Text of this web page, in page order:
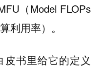
（Model FLOPs
利用率）。
皮书里给它的定义